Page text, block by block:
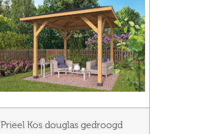
Prieel Kos douglas gedroogd